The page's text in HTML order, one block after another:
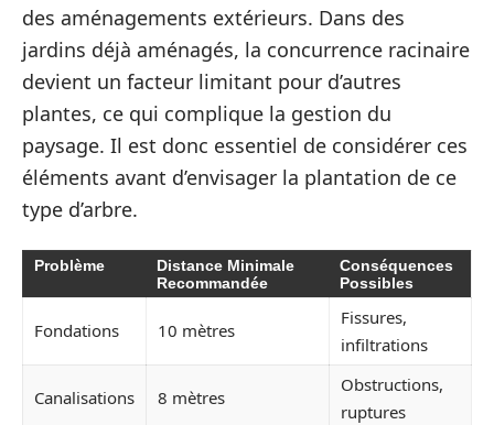
des aménagements extérieurs. Dans des
jardins déjà aménagés, la concurrence racinaire
devient un facteur limitant pour d’autres
plantes, ce qui complique la gestion du
paysage. Il est donc essentiel de considérer ces
éléments avant d’envisager la plantation de ce
type d’arbre.
Problème
Distance Minimale
Recommandée
Conséquences
Possibles
Fondations 10 mètres
Fissures,
infiltrations
Canalisations 8 mètres
Obstructions,
ruptures